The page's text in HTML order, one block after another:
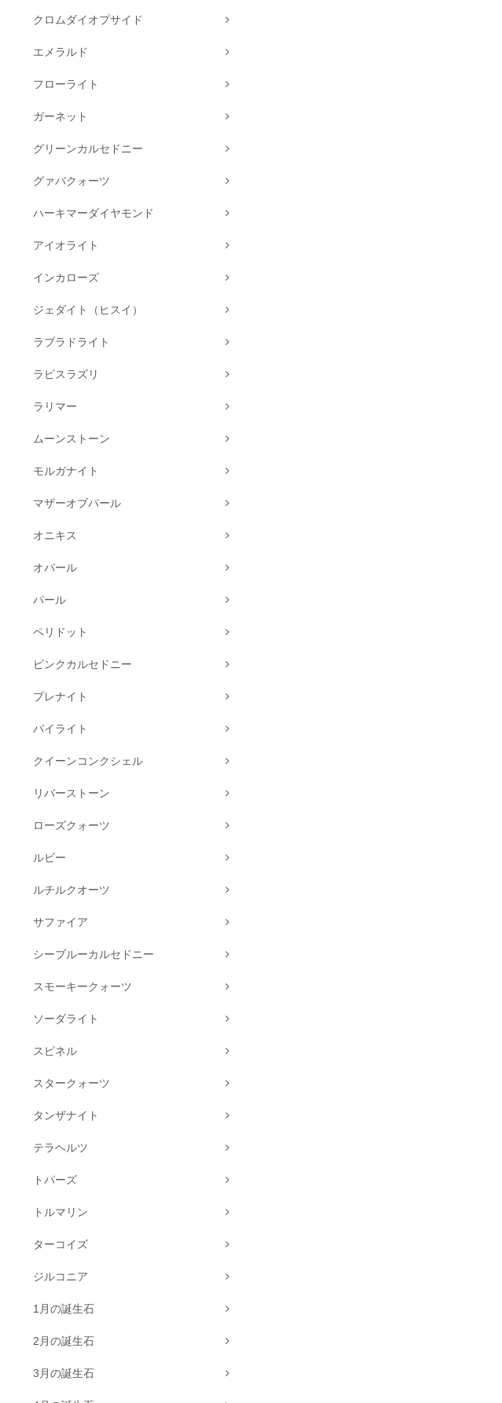
クロムダイオプサイド
エメラルド
フローライト
ガーネット
グリーンカルセドニー
グァバクォーツ
ハーキマーダイヤモンド
アイオライト
インカローズ
ジェダイト（ヒスイ）
ラブラドライト
ラピスラズリ
ラリマー
ムーンストーン
モルガナイト
マザーオブパール
オニキス
オパール
パール
ペリドット
ピンクカルセドニー
プレナイト
パイライト
クイーンコンクシェル
リバーストーン
ローズクォーツ
ルビー
ルチルクオーツ
サファイア
シーブルーカルセドニー
スモーキークォーツ
ソーダライト
スピネル
スタークォーツ
タンザナイト
テラヘルツ
トパーズ
トルマリン
ターコイズ
ジルコニア
1月の誕生石
2月の誕生石
3月の誕生石